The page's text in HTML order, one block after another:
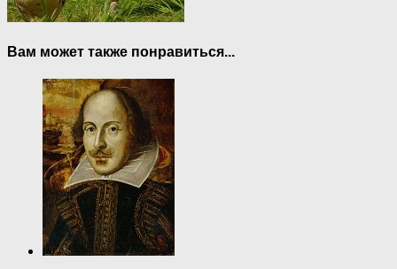
Вам может также понравиться...